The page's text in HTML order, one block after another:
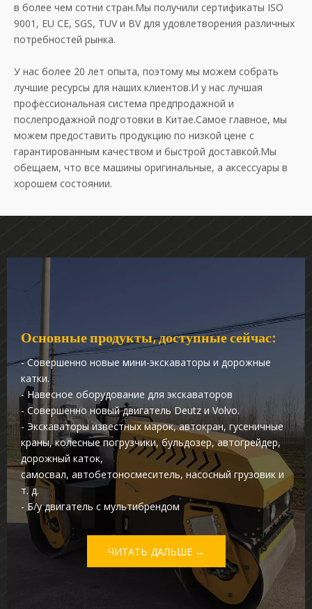
в более чем сотни стран.Мы получили сертификаты ISO
9001, EU CE, SGS, TUV и BV для удовлетворения различных
потребностей рынка.
У нас более 20 лет опыта, поэтому мы можем собрать
лучшие ресурсы для наших клиентов.И у нас лучшая
профессиональная система предпродажной и
послепродажной подготовки в Китае.Самое главное, мы
можем предоставить продукцию по низкой цене с
гарантированным качеством и быстрой доставкой.Мы
обещаем, что все машины оригинальные, а аксессуары в
хорошем состоянии.
Основные продукты, доступные сейчас:
- Совершенно новые мини-экскаваторы и дорожные
катки.
- Навесное оборудование для экскаваторов
- Совершенно новый двигатель Deutz и Volvo.
- Экскаваторы известных марок, автокран, гусеничные
краны, колесные погрузчики, бульдозер, автогрейдер,
дорожный каток,
самосвал, автобетоносмеситель, насосный грузовик и
т. д.
- Б/у двигатель с мультибрендом
ЧИТАТЬ ДАЛЬШЕ →